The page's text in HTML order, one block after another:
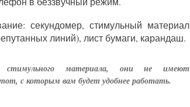
секундомер, стимульный материал
линий), лист бумаги, карандаш.
стимульного материала, они не имеют
с которым вам будет удобнее работать.